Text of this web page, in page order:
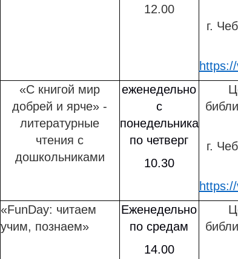
12.00
г.
«С книгой мир
добрей и ярче» -
литературные
чтения с
дошкольниками
еженедельно
с
понедельника
по четверг
10.30
г.
«FunDay: читаем
учим, познаем»
Еженедельно
по средам
14.00